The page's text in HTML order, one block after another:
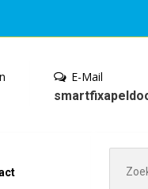
E-Mail
naar: